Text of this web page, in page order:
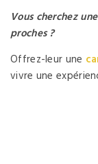
Vous cherchez
proches ?
Offrez-leur une
vivre une